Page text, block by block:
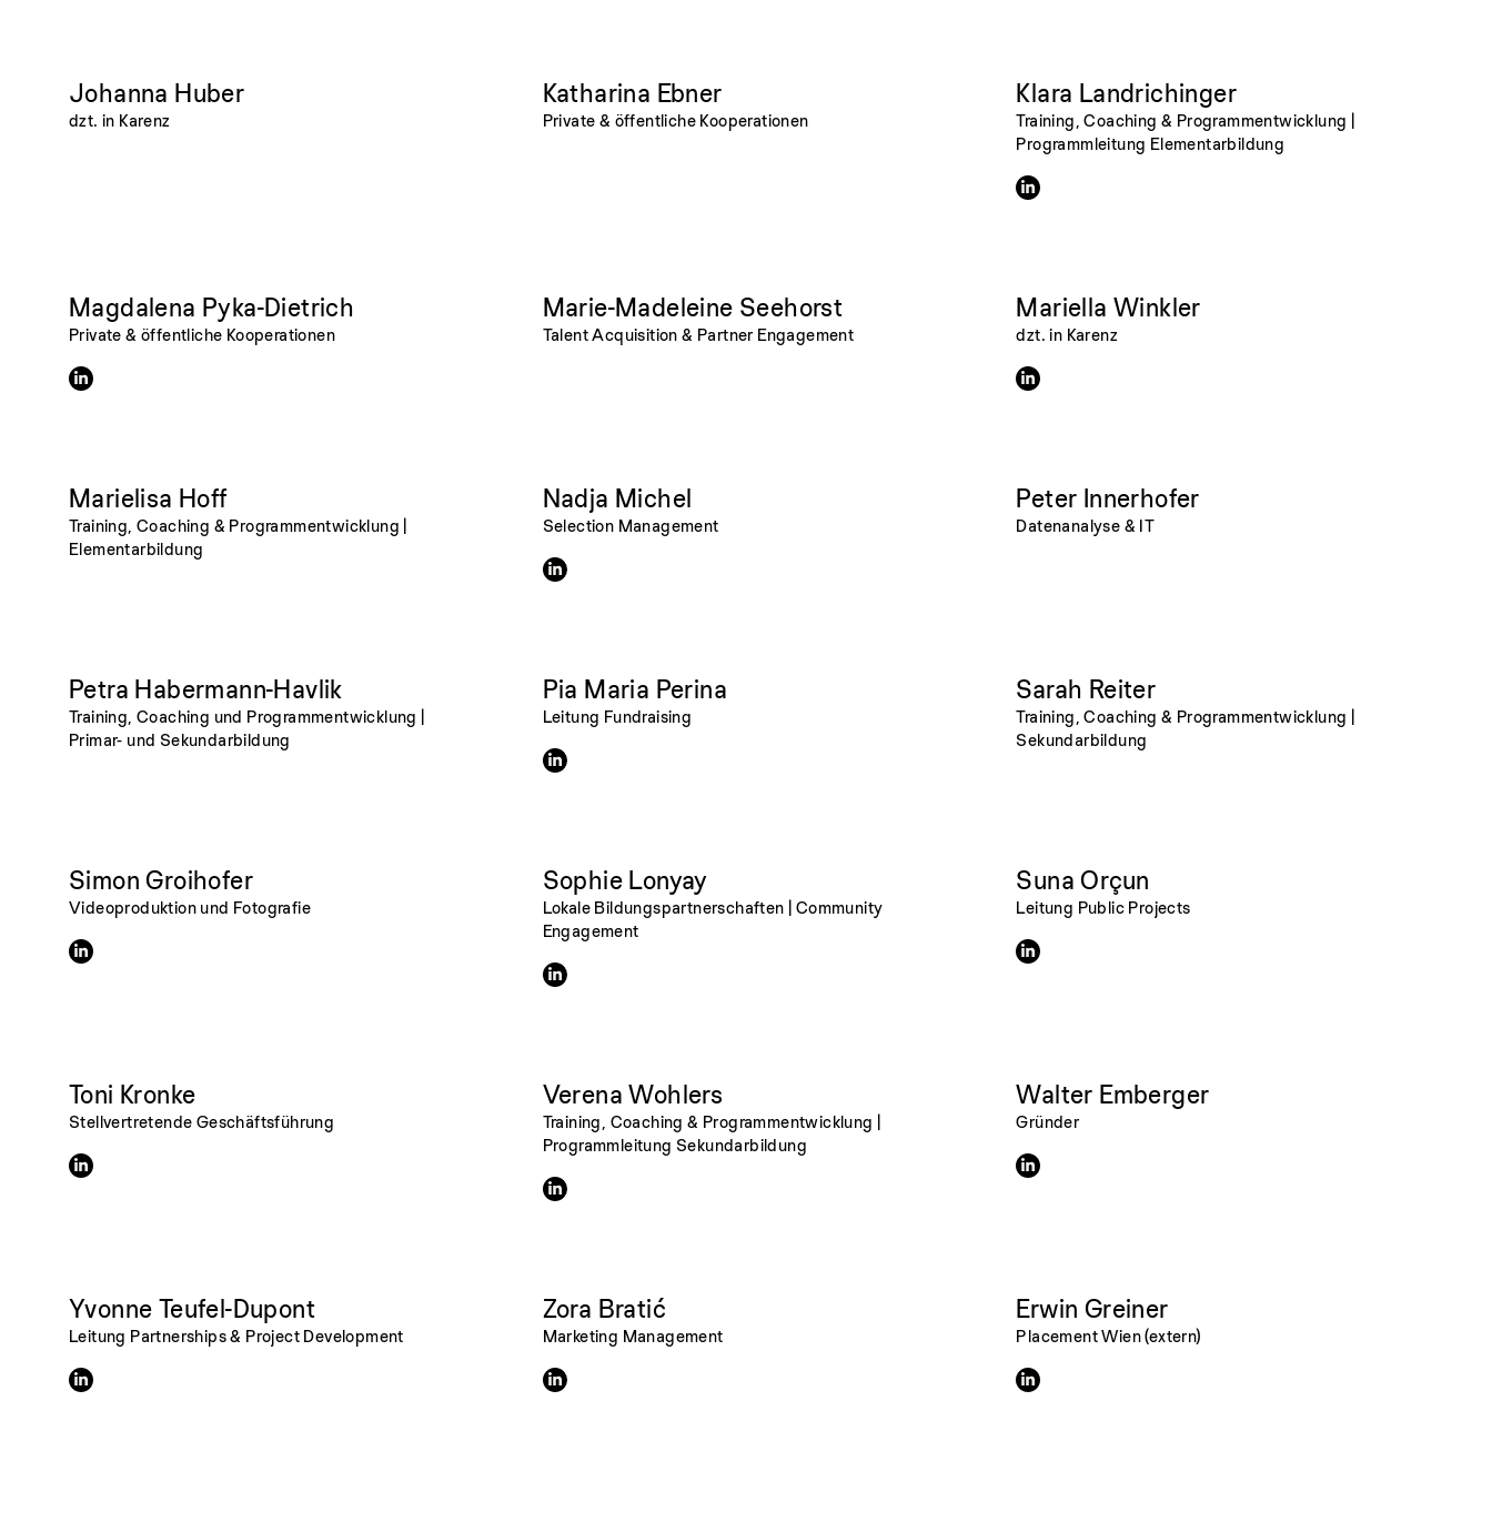
Johanna Huber
dzt. in Karenz
Katharina Ebner
Private & öffentliche Kooperationen
Klara Landrichinger
Training, Coaching & Programmentwicklung |
Programmleitung Elementarbildung
Magdalena Pyka-Dietrich
Private & öffentliche Kooperationen
Marie-Madeleine Seehorst
Talent Acquisition & Partner Engagement
Mariella Winkler
dzt. in Karenz
Marielisa Hoff
Training, Coaching & Programmentwicklung |
Elementarbildung
Nadja Michel
Selection Management
Peter Innerhofer
Datenanalyse & IT
Petra Habermann-Havlik
Training, Coaching und Programmentwicklung |
Primar- und Sekundarbildung
Pia Maria Perina
Leitung Fundraising
Sarah Reiter
Training, Coaching & Programmentwicklung |
Sekundarbildung
Simon Groihofer
Videoproduktion und Fotografie
Sophie Lonyay
Lokale Bildungspartnerschaften | Community
Engagement
Suna Orçun
Leitung Public Projects
Toni Kronke
Stellvertretende Geschäftsführung
Verena Wohlers
Training, Coaching & Programmentwicklung |
Programmleitung Sekundarbildung
Walter Emberger
Gründer
Yvonne Teufel-Dupont
Leitung Partnerships & Project Development
Zora Bratić
Marketing Management
Erwin Greiner
Placement Wien (extern)